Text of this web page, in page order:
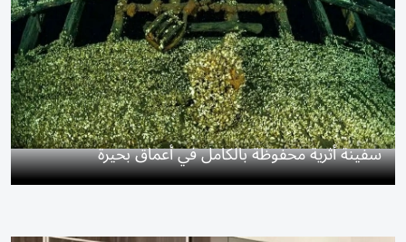
سفينة أثرية محفوظة بالكامل في أعماق بحيرة